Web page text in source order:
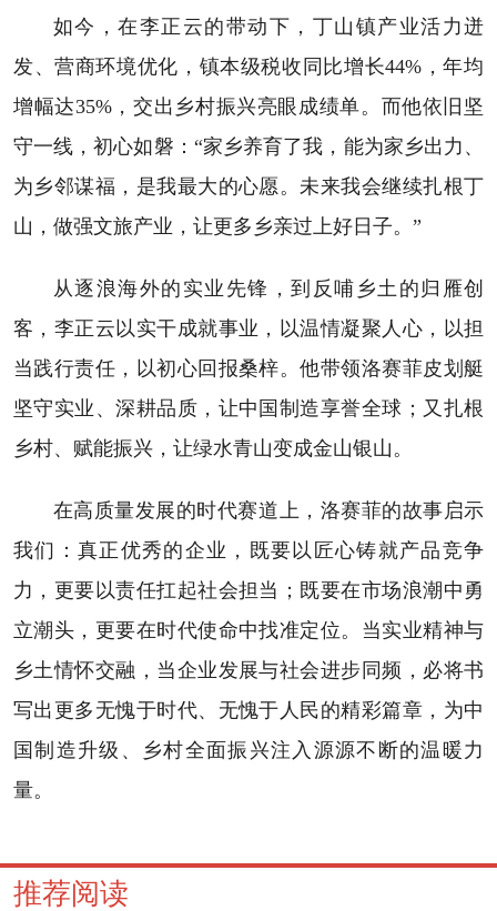
如今，在李正云的带动下，丁山镇产业活力迸
发、营商环境优化，镇本级税收同比增长44%，年均
增幅达35%，交出乡村振兴亮眼成绩单。而他依旧坚
守一线，初心如磐：“家乡养育了我，能为家乡出力、
为乡邻谋福，是我最大的心愿。未来我会继续扎根丁
山，做强文旅产业，让更多乡亲过上好日子。”
从逐浪海外的实业先锋，到反哺乡土的归雁创
客，李正云以实干成就事业，以温情凝聚人心，以担
当践行责任，以初心回报桑梓。他带领洛赛菲皮划艇
坚守实业、深耕品质，让中国制造享誉全球；又扎根
乡村、赋能振兴，让绿水青山变成金山银山。
在高质量发展的时代赛道上，洛赛菲的故事启示
我们：真正优秀的企业，既要以匠心铸就产品竞争
力，更要以责任扛起社会担当；既要在市场浪潮中勇
立潮头，更要在时代使命中找准定位。当实业精神与
乡土情怀交融，当企业发展与社会进步同频，必将书
写出更多无愧于时代、无愧于人民的精彩篇章，为中
国制造升级、乡村全面振兴注入源源不断的温暖力
量。
推荐阅读